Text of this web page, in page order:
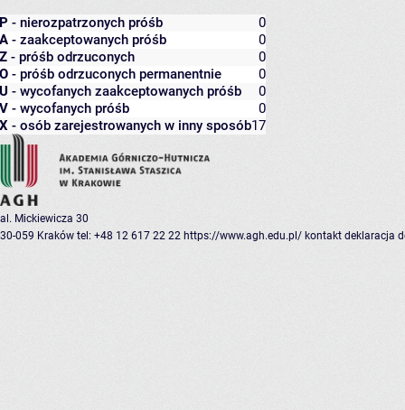
P - nierozpatrzonych próśb
0
A - zaakceptowanych próśb
0
Z - próśb odrzuconych
0
O - próśb odrzuconych permanentnie
0
U - wycofanych zaakceptowanych próśb
0
V - wycofanych próśb
0
X - osób zarejestrowanych w inny sposób17
al. Mickiewicza 30
30-059 Kraków tel: +48 12 617 22 22 https://www.agh.edu.pl/ kontakt deklaracja